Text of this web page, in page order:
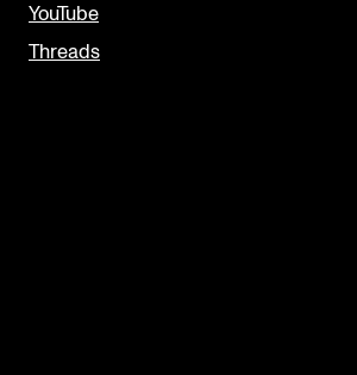
YouTube
Threads